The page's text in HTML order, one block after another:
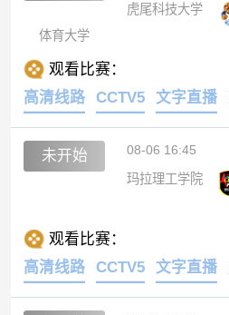
虎尾科技大学
体育大学
观看比赛：
高清线路
CCTV5 文字直播
未开始 08-06 16:45
玛拉理工学院
观看比赛：
高清线路
CCTV5 文字直播